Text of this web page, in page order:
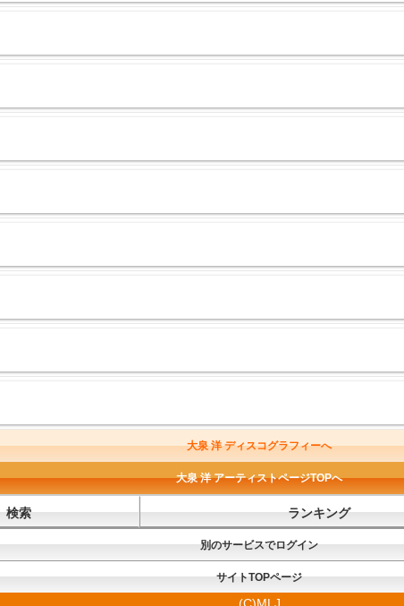
大泉 洋 ディスコグラフィーへ
大泉 洋 アーティストページTOPへ
検索 ランキング
別のサービスでログイン
サイトTOPページ
(C)MLJ